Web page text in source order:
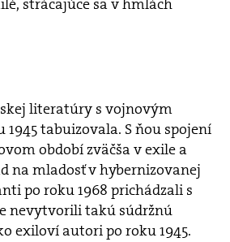
strácajúce sa v hmlách
literatúry s vojnovým
tabuizovala. S ňou spojení
období zväčša v exile a
na mladosť v hybernizovanej
po roku 1968 prichádzali s
nevytvorili takú súdržnú
exiloví autori po roku 1945.